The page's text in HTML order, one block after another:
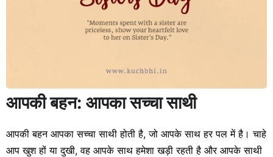
आपकी बहन: आपका सच्चा साथी
आपकी बहन आपका सच्चा साथी होती है, जो आपके साथ हर पल में है। चाहे
आप खुश हों या दुखी, वह आपके साथ हमेशा खड़ी रहती है और आपके साथी